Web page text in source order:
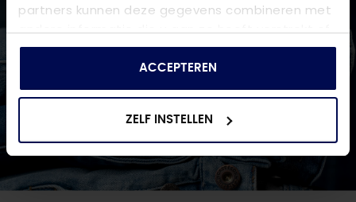
partners kunnen deze gegevens combineren met
andere informatie die u aan ze heeft verstrekt of
die ze hebben verzameld op basis van uw gebruik
ACCEPTEREN
ZELF INSTELLEN